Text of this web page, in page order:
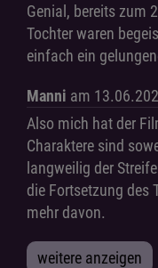
Genial, bereits zum
Tochter waren
einfach ein
Manni am
Also mich hat der
Charaktere sind
langweilig der
die Fortsetzung des
mehr davon.
weitere anzeigen